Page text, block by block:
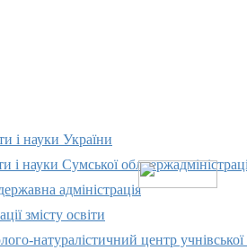
і науки України
і науки Сумської
адміністрація
змісту освіти
натуралістичний центр учнівської